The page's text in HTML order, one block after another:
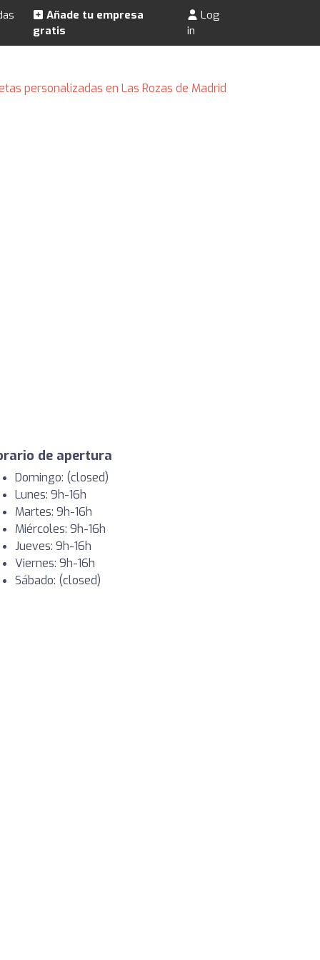
Añade tu empresa
gratis
Log
in
personalizadas en Las Rozas de Madrid
de apertura
Domingo: (closed)
Lunes: 9h-16h
Martes: 9h-16h
Miércoles: 9h-16h
Jueves: 9h-16h
Viernes: 9h-16h
Sábado: (closed)